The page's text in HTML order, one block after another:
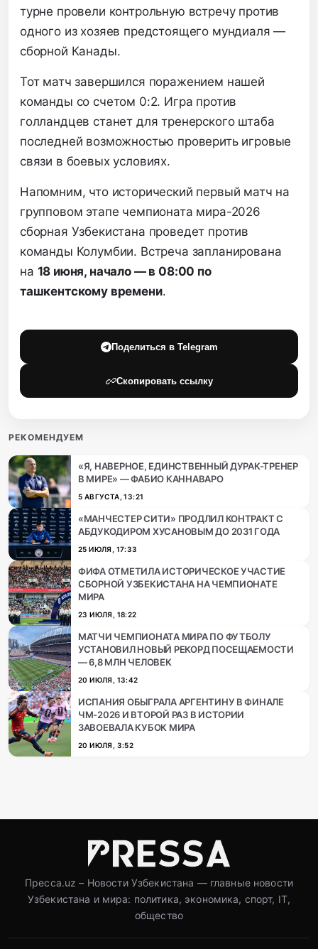
турне провели контрольную встречу против
одного из хозяев предстоящего мундиаля —
сборной Канады.
Тот матч завершился поражением нашей
команды со счетом 0:2. Игра против
голландцев станет для тренерского штаба
последней возможностью проверить игровые
связи в боевых условиях.
Напомним, что исторический первый матч на
групповом этапе чемпионата мира-2026
сборная Узбекистана проведет против
команды Колумбии. Встреча запланирована
на 18 июня, начало — в 08:00 по
ташкентскому времени.
Поделиться в Telegram
Скопировать ссылку
РЕКОМЕНДУЕМ
«Я, НАВЕРНОЕ, ЕДИНСТВЕННЫЙ ДУРАК-ТРЕНЕР
В МИРЕ» — ФАБИО КАННАВАРО
5 АВГУСТА, 13:21
«МАНЧЕСТЕР СИТИ» ПРОДЛИЛ КОНТРАКТ С
АБДУКОДИРОМ ХУСАНОВЫМ ДО 2031 ГОДА
25 ИЮЛЯ, 17:33
ФИФА ОТМЕТИЛА ИСТОРИЧЕСКОЕ УЧАСТИЕ
СБОРНОЙ УЗБЕКИСТАНА НА ЧЕМПИОНАТЕ
МИРА
23 ИЮЛЯ, 18:22
МАТЧИ ЧЕМПИОНАТА МИРА ПО ФУТБОЛУ
УСТАНОВИЛ НОВЫЙ РЕКОРД ПОСЕЩАЕМОСТИ
— 6,8 МЛН ЧЕЛОВЕК
20 ИЮЛЯ, 13:42
ИСПАНИЯ ОБЫГРАЛА АРГЕНТИНУ В ФИНАЛЕ
ЧМ-2026 И ВТОРОЙ РАЗ В ИСТОРИИ
ЗАВОЕВАЛА КУБОК МИРА
20 ИЮЛЯ, 3:52
Пресса.uz – Новости Узбекистана — главные новости
Узбекистана и мира: политика, экономика, спорт, IT,
общество